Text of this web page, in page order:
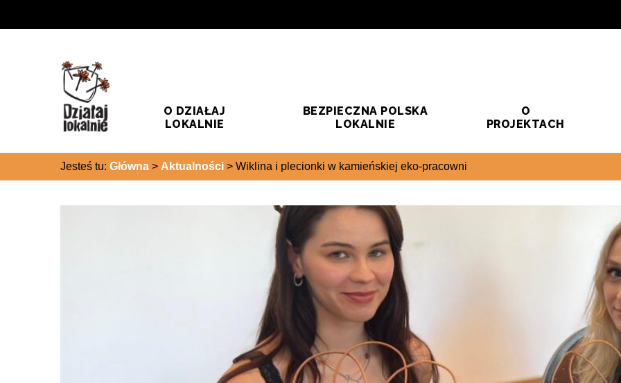
O DZIAŁAJ
LOKALNIE
BEZPIECZNA POLSKA
LOKALNIE
O
PROJEKTACH
Jesteś tu: Główna > Aktualności > Wiklina i plecionki w kamieńskiej eko-pracowni